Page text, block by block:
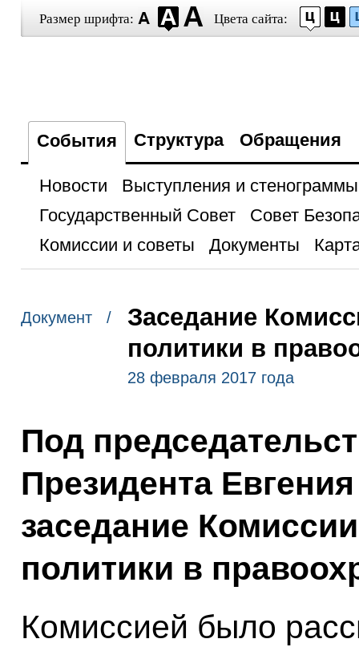
Размер шрифта: Цвета сайта:
События Структура Обращения
Новости
Выступления и стенограммы
Государственный Совет
Совет
Комиссии и советы
Документы
Документ /
Заседание
политики в
28 февраля 2017 года
Под
Президента
заседание
политики в
Комиссией было